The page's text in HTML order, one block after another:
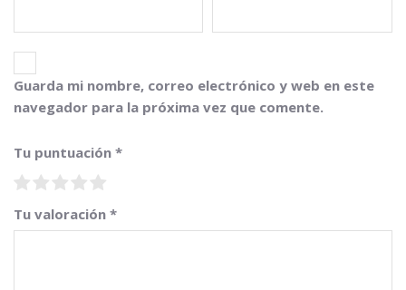
Guarda mi nombre, correo electrónico y web en este
navegador para la próxima vez que comente.
Tu puntuación *
Tu valoración *